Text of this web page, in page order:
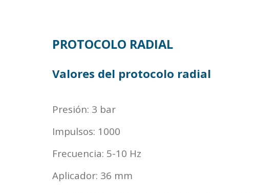
PROTOCOLO RADIAL
Valores del protocolo radial
Presión: 3 bar
Impulsos: 1000
Frecuencia: 5-10 Hz
Aplicador: 36 mm